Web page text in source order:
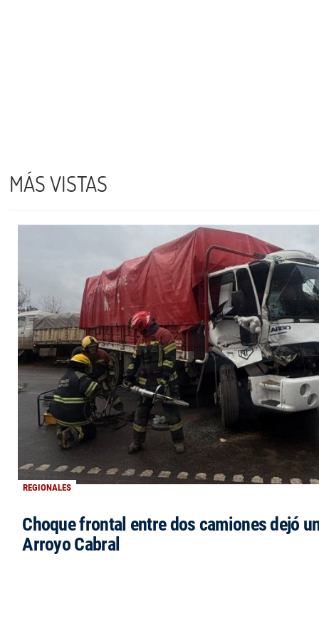
MÁS VISTAS
REGIONALES
Choque frontal entre dos camiones dejó
Arroyo Cabral